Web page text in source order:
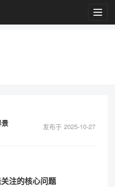
发布于 2025-10-27
注的核心问题